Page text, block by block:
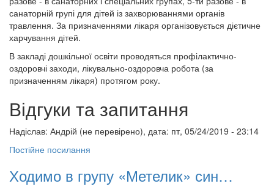
санаторній групі для дітей із захворюваннями органів
травлення. За призначеннями лікаря організовується дієтичне
харчування дітей.
В закладі дошкільної освіти проводяться профілактично-
оздоровчі заходи, лікувально-оздоровча робота (за
призначенням лікаря) протягом року.
Відгуки та запитання
Надіслав: Андрій (не перевірено), дата: пт, 05/24/2019 - 23:14
Постійне посилання
Ходимо в групу «Метелик» син…